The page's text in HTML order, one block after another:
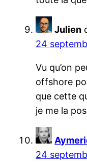
Julien
24
Vu qu’on
offshore
que cette
je me la
24